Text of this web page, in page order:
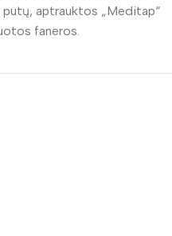
putų, aptrauktos „Meditap“
faneros.